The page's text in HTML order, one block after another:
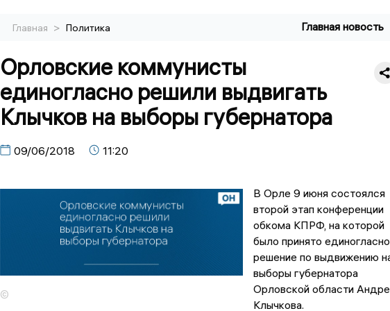
Главная > Политика Главная новость
Орловские коммунисты
единогласно решили выдвигать
Клычков на выборы губернатора
09/06/2018 11:20
©
В Орле 9 июня состоялся
второй этап конференции
обкома КПРФ, на которой
было принято
решение по выдвижению
выборы губернатора
Орловской области
Клычкова.